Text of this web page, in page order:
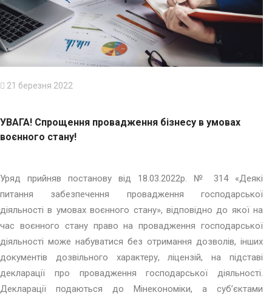
21 березня 2022
УВАГА! Спрощення провадження бізнесу в умовах
воєнного стану!
Уряд прийняв постанову від 18.03.2022р. № 314 «Деякі
питання забезпечення провадження господарської
діяльності в умовах воєнного стану», відповідно до якої на
час воєнного стану право на провадження господарської
діяльності може набуватися без отримання дозволів, інших
документів дозвільного характеру, ліцензій, на підставі
декларації про провадження господарської діяльності.
Декларації подаються до Мінекономіки, а суб’єктами